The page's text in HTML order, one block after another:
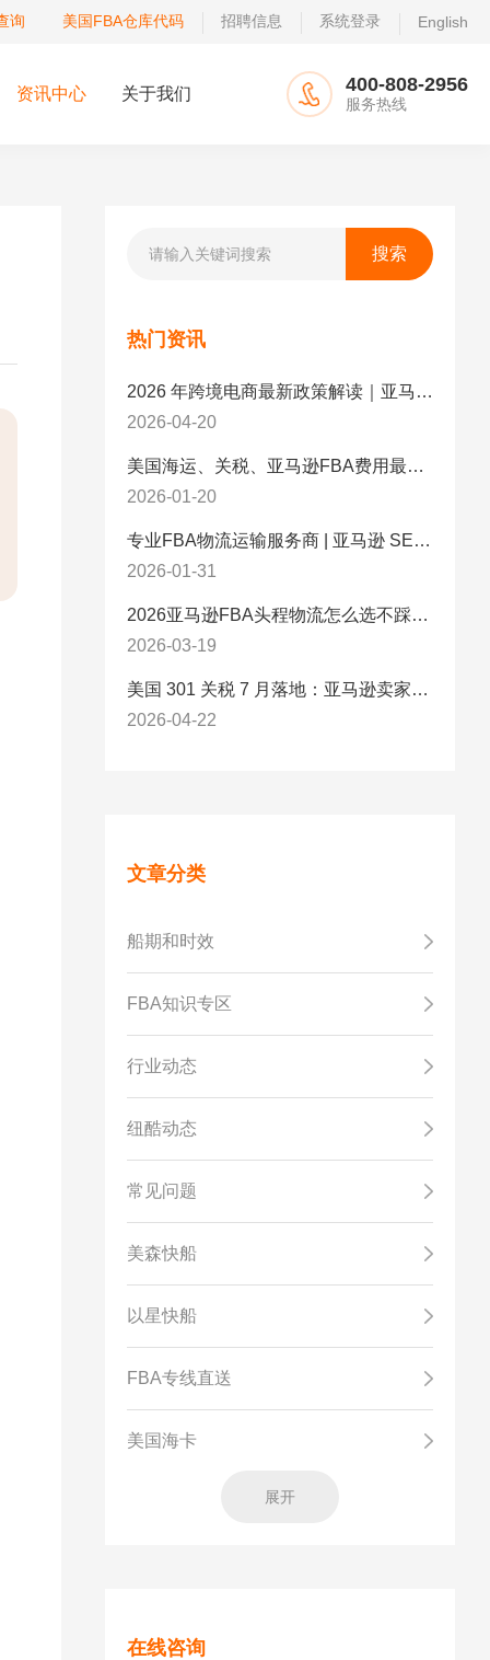
询 美国FBA仓库代码 招聘信息 系统登录 English
资讯中心 关于我们 400-808-2956
服务热线
热门资讯
2026 年跨境电商最新政策解读｜亚马逊卖家必看：合规、成本与物流新机遇
2026-04-20
美国海运、关税、亚马逊FBA费用最新政策解读与应对策略（2026版）
2026-01-20
专业FBA物流运输服务商 | 亚马逊 SEND 官方合作伙伴纽酷国际物流
2026-01-31
2026亚马逊FBA头程物流怎么选不踩坑？SEND/FIST/SPN官方认证物流商，只有这家敢承诺“准达率第一”
2026-03-19
美国 301 关税 7 月落地：亚马逊卖家必看的 5 项合规标准与稳交付方案
2026-04-22
文章分类
船期和时效
FBA知识专区
行业动态
纽酷动态
常见问题
美森快船
以星快船
FBA专线直送
美国海卡
展开
在线咨询